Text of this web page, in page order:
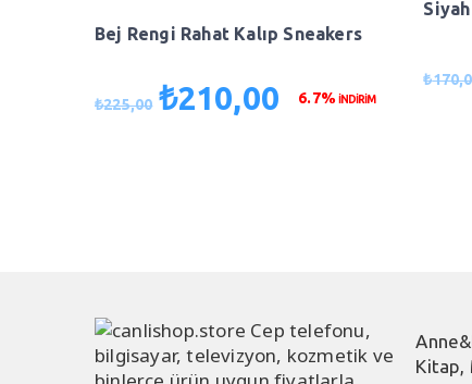
Bej Rengi Rahat Kalıp Sneakers
₺225,00 Orijinal
₺210,00 Şu6.7% İNDİRİM
₺
Kitap,